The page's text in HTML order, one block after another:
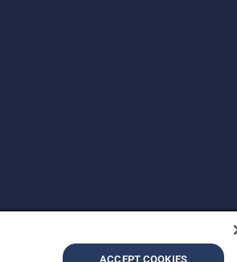
ACCEPT COOKIES